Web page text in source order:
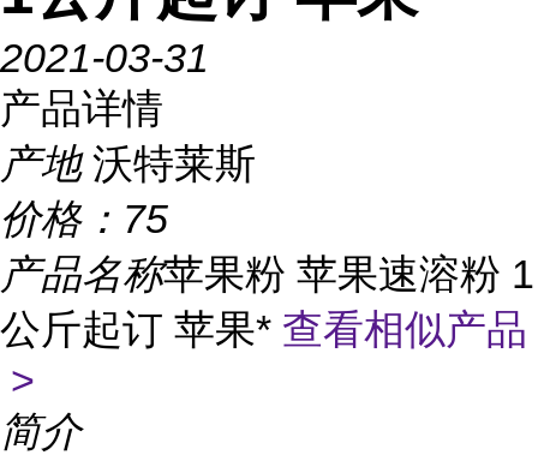
2021-03-31
产品详情
产地 沃特莱斯
价格： 75
产品名称苹果粉 苹果速溶粉 1
公斤起订 苹果* 查看相似产品
>
简介